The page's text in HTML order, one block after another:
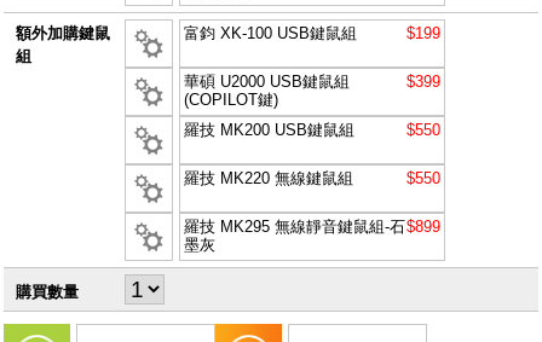
額外加購鍵鼠
組
富鈞 XK-100 USB鍵鼠組 $199
華碩 U2000 USB鍵鼠組
(COPILOT鍵)
$399
羅技 MK200 USB鍵鼠組 $550
羅技 MK220 無線鍵鼠組 $550
羅技 MK295 無線靜音鍵鼠組-石
墨灰
$899
購買數量